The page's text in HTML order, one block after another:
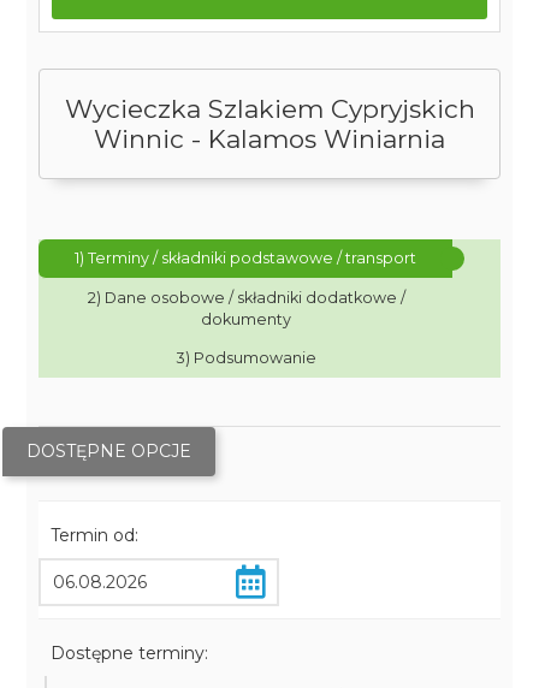
Wycieczka Szlakiem Cypryjskich
Winnic - Kalamos Winiarnia
1) Terminy / składniki podstawowe / transport
2) Dane osobowe / składniki dodatkowe /
dokumenty
3) Podsumowanie
DOSTĘPNE OPCJE
Termin od:
Dostępne terminy: